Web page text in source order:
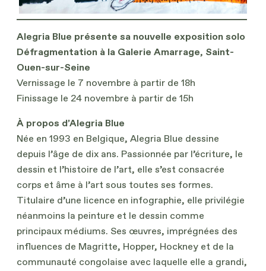
Alegria Blue présente sa nouvelle exposition solo
Défragmentation à la Galerie Amarrage, Saint-
Ouen-sur-Seine
Vernissage le 7 novembre à partir de 18h
Finissage le 24 novembre à partir de 15h
À propos d’Alegria Blue
Née en 1993 en Belgique, Alegria Blue dessine
depuis l’âge de dix ans. Passionnée par l’écriture, le
dessin et l’histoire de l’art, elle s’est consacrée
corps et âme à l’art sous toutes ses formes.
Titulaire d’une licence en infographie, elle privilégie
néanmoins la peinture et le dessin comme
principaux médiums. Ses œuvres, imprégnées des
influences de Magritte, Hopper, Hockney et de la
communauté congolaise avec laquelle elle a grandi,